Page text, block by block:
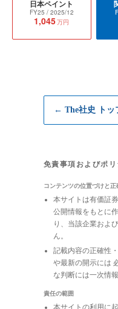
日本ペイント
FY25 / 2025/12
1,045万円
← The社史 トッ
免責事項およびポリ
コンテンツの位置づけと正
本サイトは有価証
公開情報をもとに
り、当該企業およ
ん。
記載内容の正確性
や最新の開示には
な判断には一次情
責任の範囲
本サイトの利用に